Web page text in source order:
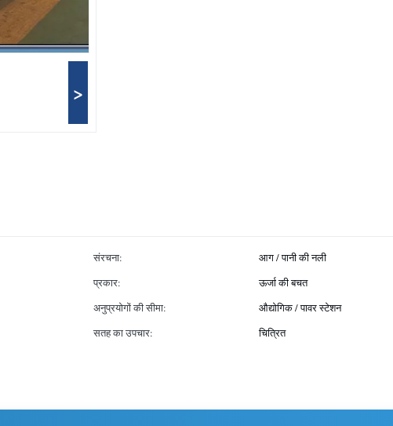
>
संरचना:
आग / पानी की नली
प्रकार:
ऊर्जा की बचत
अनुप्रयोगों की सीमा:
औद्योगिक / पावर स्टेशन
सतह का उपचार:
चित्रित